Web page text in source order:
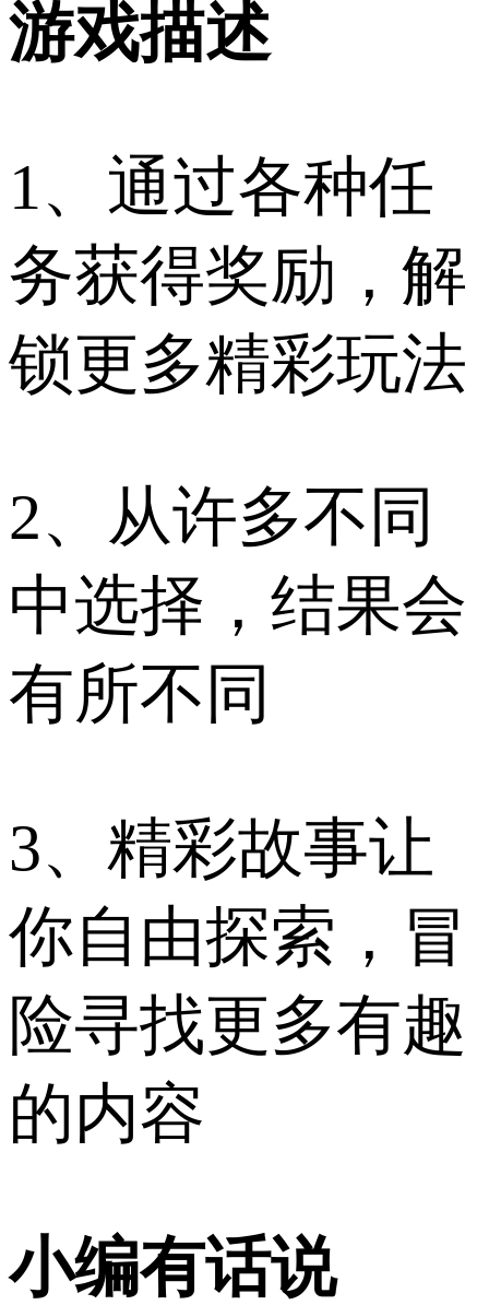
游戏描述
1、通过各种任
务获得奖励，解
锁更多精彩玩法
2、从许多不同
中选择，结果会
有所不同
3、精彩故事让
你自由探索，冒
险寻找更多有趣
的内容
小编有话说